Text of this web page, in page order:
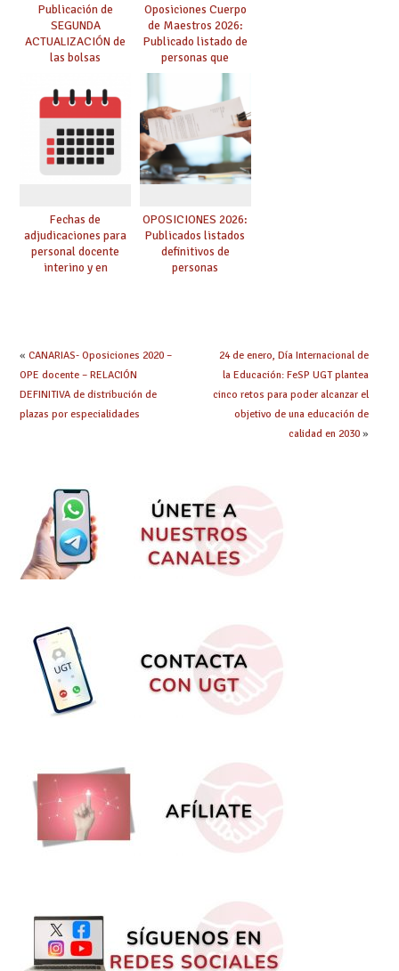
Publicación de
SEGUNDA
ACTUALIZACIÓN de
las bolsas
Cuerpo de Maestros
de especialidades
convocadas a
oposición
Oposiciones Cuerpo
de Maestros 2026:
Publicado listado de
personas que
adquieren nueva
especialidad
Fechas de
adjudicaciones para
personal docente
interino y en
OPOSICIONES 2026:
Publicados listados
definitivos de
personas
« CANARIAS- Oposiciones 2020 –
OPE docente – RELACIÓN
DEFINITIVA de distribución de
plazas por especialidades
24 de enero, Día Internacional de
la Educación: FeSP UGT plantea
cinco retos para poder alcanzar el
objetivo de una educación de
calidad en 2030»